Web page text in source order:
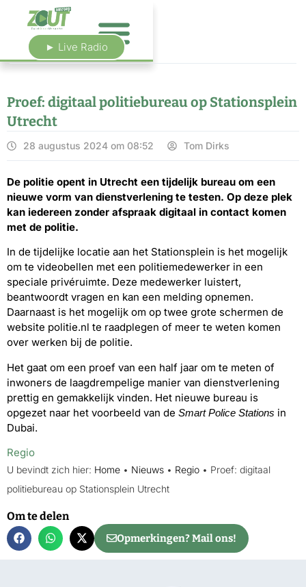
► Live Radio
Proef: digitaal politiebureau op Stationsplein
Utrecht
28 augustus 2024 om 08:52 Tom Dirks
De politie opent in Utrecht een tijdelijk bureau om een
nieuwe vorm van dienstverlening te testen. Op deze plek
kan iedereen zonder afspraak digitaal in contact komen
met de politie.
In de tijdelijke locatie aan het Stationsplein is het mogelijk
om te videobellen met een politiemedewerker in een
speciale privéruimte. Deze medewerker luistert,
beantwoordt vragen en kan een melding opnemen.
Daarnaast is het mogelijk om op twee grote schermen de
website politie.nl te raadplegen of meer te weten komen
over werken bij de politie.
Het gaat om een proef van een half jaar om te meten of
inwoners de laagdrempelige manier van dienstverlening
prettig en gemakkelijk vinden. Het nieuwe bureau is
opgezet naar het voorbeeld van de Smart Police Stations in
Dubai.
Regio
U bevindt zich hier: Home • Nieuws • Regio • Proef: digitaal
politiebureau op Stationsplein Utrecht
Om te delen
Opmerkingen? Mail ons!